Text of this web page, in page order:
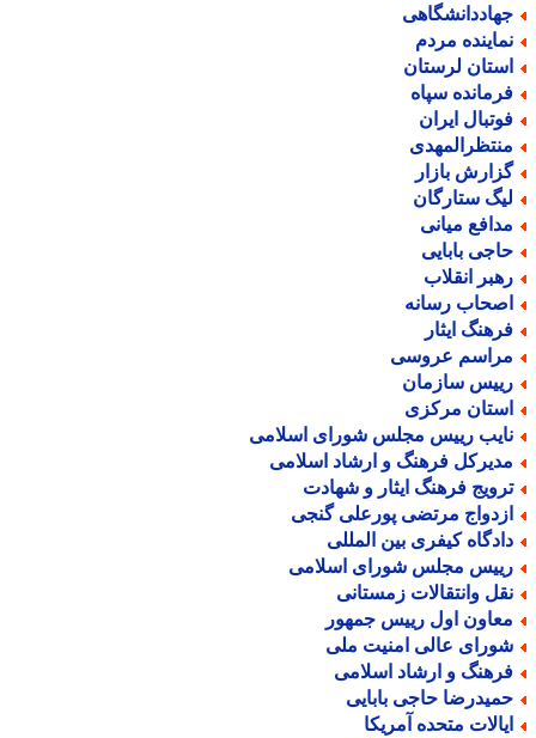
مردم
لرستان
سپاه
ایران
بازار
ستارگان
میانی
بابایی
انقلاب
رسانه
ایثار
عروسی
سازمان
مرکزی
رییس مجلس شورای اسلامی
فرهنگ و ارشاد اسلامی
فرهنگ ایثار و شهادت
مرتضی پورعلی گنجی
کیفری بین المللی
مجلس شورای اسلامی
وانتقالات زمستانی
اول رییس جمهور
عالی امنیت ملی
و ارشاد اسلامی
حاجی بابایی
متحده آمریکا